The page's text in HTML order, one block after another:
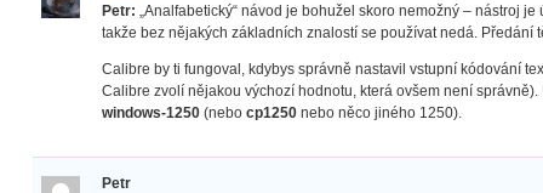
Petr: „Analfabetický“ návod je bohužel skoro nemožný – nástroj
takže bez nějakých základních znalostí se používat nedá. Předání
Calibre by ti fungoval, kdybys správně nastavil vstupní kódování
Calibre zvolí nějakou výchozí hodnotu, která ovšem není
windows-1250 (nebo cp1250 nebo něco jiného 1250).
Petr